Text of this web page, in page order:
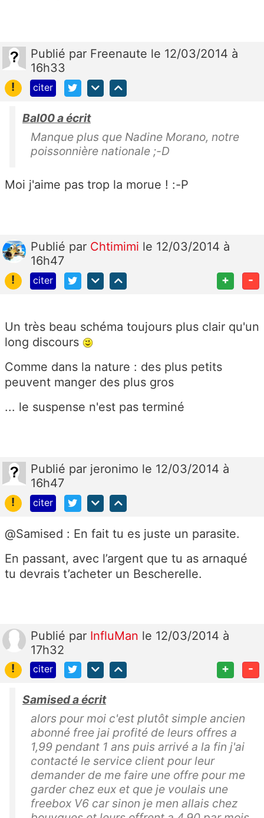
Publié par Freenaute le 12/03/2014 à
16h33
!
citer
Bal00 a écrit
Manque plus que Nadine Morano, notre
poissonnière nationale ;-D
Moi j'aime pas trop la morue ! :-P
Publié par Chtimimi le 12/03/2014 à
16h47
!
citer + -
Un très beau schéma toujours plus clair qu'un
long discours
Comme dans la nature : des plus petits
peuvent manger des plus gros
... le suspense n'est pas terminé
Publié par jeronimo le 12/03/2014 à
16h47
!
citer
@Samised : En fait tu es juste un parasite.
En passant, avec l’argent que tu as arnaqué
tu devrais t’acheter un Bescherelle.
Publié par InfluMan le 12/03/2014 à
17h32
!
citer + -
Samised a écrit
alors pour moi c'est plutôt simple ancien
abonné free jai profité de leurs offres a
1,99 pendant 1 ans puis arrivé a la fin j'ai
contacté le service client pour leur
demander de me faire une offre pour me
garder chez eux et que je voulais une
freebox V6 car sinon je men allais chez